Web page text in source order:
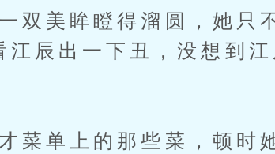
美眸瞪得溜圆，她只
辰出一下丑，没想到
单上的那些菜，顿时